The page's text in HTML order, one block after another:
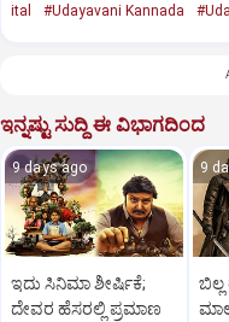
ital
#Udayavani Kannada
ಇನ್ನಷ್ಟು ಸುದ್ದಿ ಈ ವಿಭಾಗದಿಂದ
9 days ago
ಇದು ಸಿನಿಮಾ ಶೀರ್ಷಿಕೆ;
ದೇವರ ಹೆಸರಲ್ಲಿ ಪ್ರಮಾಣ
9